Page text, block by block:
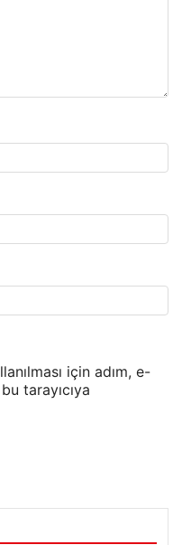
için adım, e-
tarayıcıya